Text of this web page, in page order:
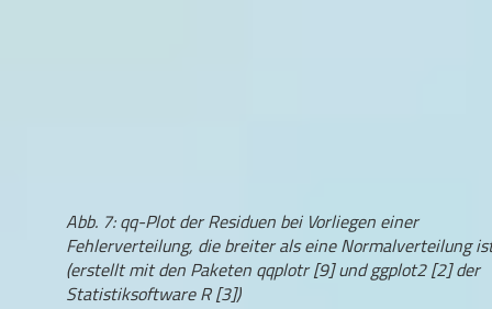
Abb. 7: qq-Plot der Residuen bei Vorliegen einer
Fehlerverteilung, die breiter als eine Normalverteilung
(erstellt mit den Paketen qqplotr [9] und ggplot2 [2] der
Statistiksoftware R [3])